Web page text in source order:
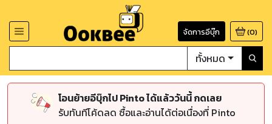
จัดการอีบุ๊ก (0)
ทั้งหมด
โอนย้ายอีบุ๊กไป Pinto ได้แล้ววันนี้ กดเลย
รับทันทีโค้ดลด ซื้อและอ่านได้ต่อเนื่องที่ Pinto